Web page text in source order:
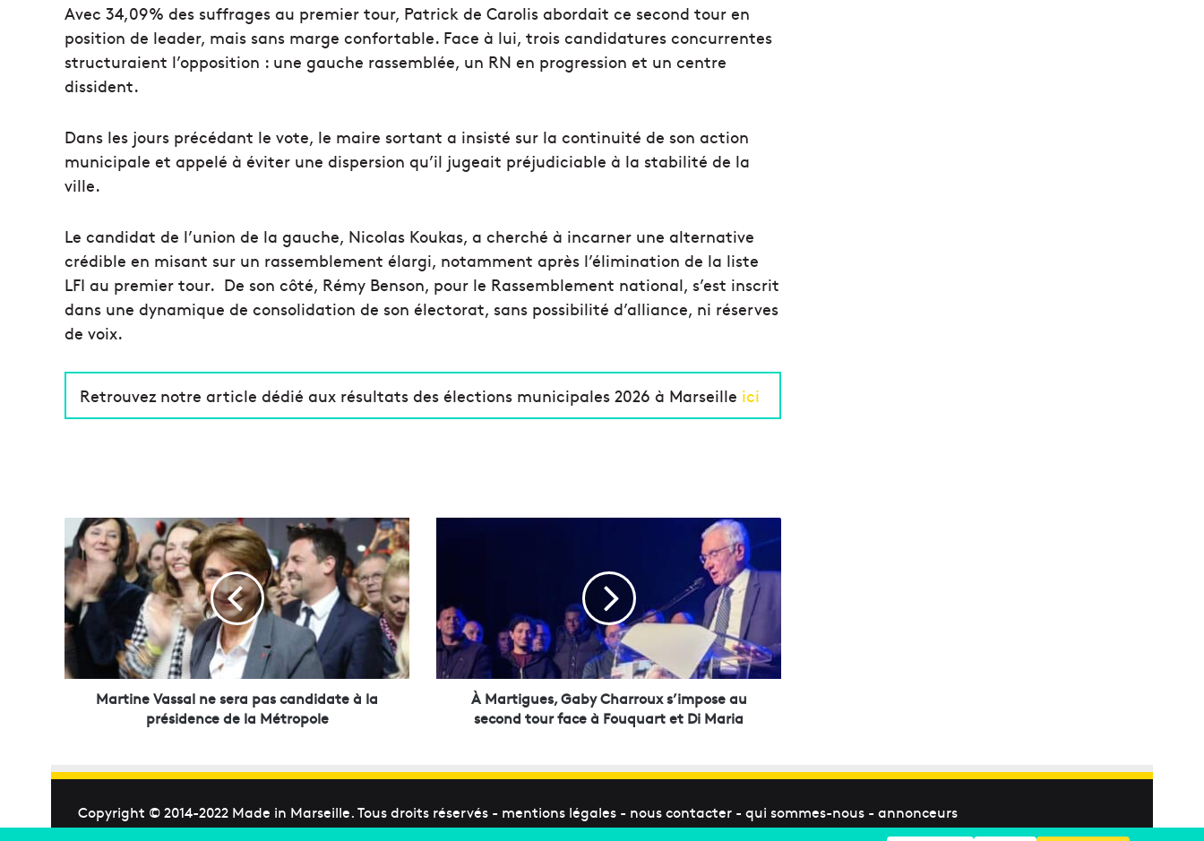
Avec 34,09% des suffrages au premier tour, Patrick de Carolis abordait ce second tour en
position de leader, mais sans marge confortable. Face à lui, trois candidatures concurrentes
structuraient l’opposition : une gauche rassemblée, un RN en progression et un centre
dissident.
Dans les jours précédant le vote, le maire sortant a insisté sur la continuité de son action
municipale et appelé à éviter une dispersion qu’il jugeait préjudiciable à la stabilité de la
ville.
Le candidat de l’union de la gauche, Nicolas Koukas, a cherché à incarner une alternative
crédible en misant sur un rassemblement élargi, notamment après l’élimination de la liste
LFI au premier tour. De son côté, Rémy Benson, pour le Rassemblement national, s’est inscrit
dans une dynamique de consolidation de son électorat, sans possibilité d’alliance, ni réserves
de voix.
Retrouvez notre article dédié aux résultats des élections municipales 2026 à Marseille ici
a
r
t
i
n
e
a
n
e
Martine Vassal ne sera pas candidate à la
présidence de la Métropole
i
g
u
e
b
C
h
À Martigues, Gaby Charroux s’impose au
second tour face à Fouquart et Di Maria
Copyright © 2014-2022 Made in Marseille. Tous droits réservés - mentions légales - nous contacter - qui sommes-nous - annonceurs